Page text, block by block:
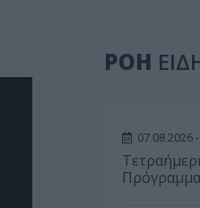
ΡΟΗ
07.08.2026